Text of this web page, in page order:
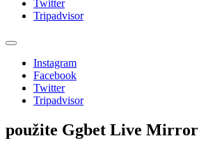
Twitter
Tripadvisor
Instagram
Facebook
Twitter
Tripadvisor
použite Ggbet Live Mirror